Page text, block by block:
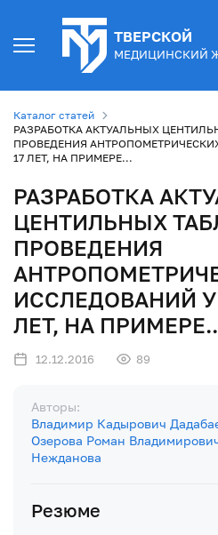
ТВЕРСКОЙ
МЕДИЦИНСКИЙ
Каталог статей
РАЗРАБОТКА АКТУАЛЬНЫХ
ПРОВЕДЕНИЯ
17 ЛЕТ, НА ПРИМЕРЕ...
РАЗРАБОТКА
ЦЕНТИЛЬНЫХ
ПРОВЕДЕНИЯ
ИССЛЕДОВАНИЙ У
ЛЕТ, НА
12.12.2016 89
Авторы:
Владимир Кадырович
Озерова Роман
Нежданова
Резюме